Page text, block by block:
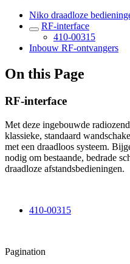
Niko draadloze
RF-interface
410-00315
Inbouw RF-ontvangers
On this Page
RF-interface
Met deze ingebouwde
klassieke, standaard
met een draadloos systeem.
nodig om bestaande, bedrade
draadloze afstandsbedieningen.
410-00315
Pagination